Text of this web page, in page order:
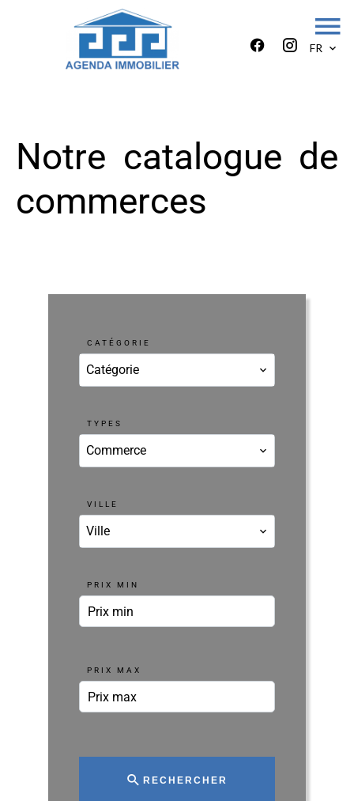
FR
Notre catalogue de
commerces
CATÉGORIE
Catégorie
TYPES
Commerce
VILLE
Ville
PRIX MIN
PRIX MAX
RECHERCHER